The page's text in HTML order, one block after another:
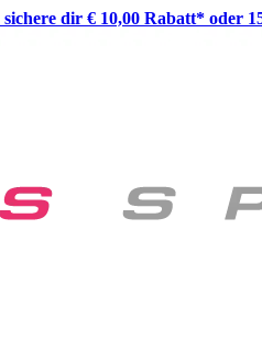
sichere dir € 10,00 Rabatt* oder